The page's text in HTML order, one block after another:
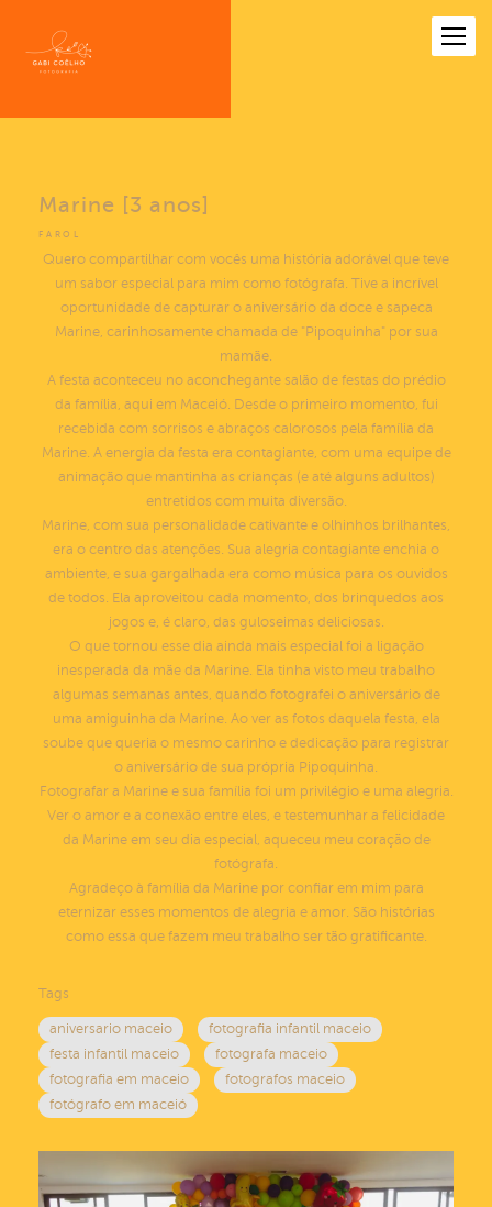
FAROL
Marine [3 anos]
Quero compartilhar com vocês uma história adorável que teve
um sabor especial para mim como fotógrafa. Tive a incrível
oportunidade de capturar o aniversário da doce e sapeca
Marine, carinhosamente chamada de "Pipoquinha" por sua
mamãe.
A festa aconteceu no aconchegante salão de festas do prédio
da família, aqui em Maceió. Desde o primeiro momento, fui
recebida com sorrisos e abraços calorosos pela família da
Marine. A energia da festa era contagiante, com uma equipe de
animação que mantinha as crianças (e até alguns adultos)
entretidos com muita diversão.
Marine, com sua personalidade cativante e olhinhos brilhantes,
era o centro das atenções. Sua alegria contagiante enchia o
ambiente, e sua gargalhada era como música para os ouvidos
de todos. Ela aproveitou cada momento, dos brinquedos aos
jogos e, é claro, das guloseimas deliciosas.
O que tornou esse dia ainda mais especial foi a ligação
inesperada da mãe da Marine. Ela tinha visto meu trabalho
algumas semanas antes, quando fotografei o aniversário de
uma amiguinha da Marine. Ao ver as fotos daquela festa, ela
soube que queria o mesmo carinho e dedicação para registrar
o aniversário de sua própria Pipoquinha.
Fotografar a Marine e sua família foi um privilégio e uma alegria.
Ver o amor e a conexão entre eles, e testemunhar a felicidade
da Marine em seu dia especial, aqueceu meu coração de
fotógrafa.
Agradeço à família da Marine por confiar em mim para
eternizar esses momentos de alegria e amor. São histórias
como essa que fazem meu trabalho ser tão gratificante.
Tags
aniversario maceio
fotografia infantil maceio
festa infantil maceio
fotografa maceio
fotografia em maceio
fotografos maceio
fotógrafo em maceió